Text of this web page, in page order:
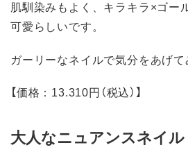
肌馴染みもよく、キラキラ×ゴー
可愛らしいです。
ガーリーなネイルで気分をあげて
【価格：13.310円（税込）】
大人なニュアンスネイル